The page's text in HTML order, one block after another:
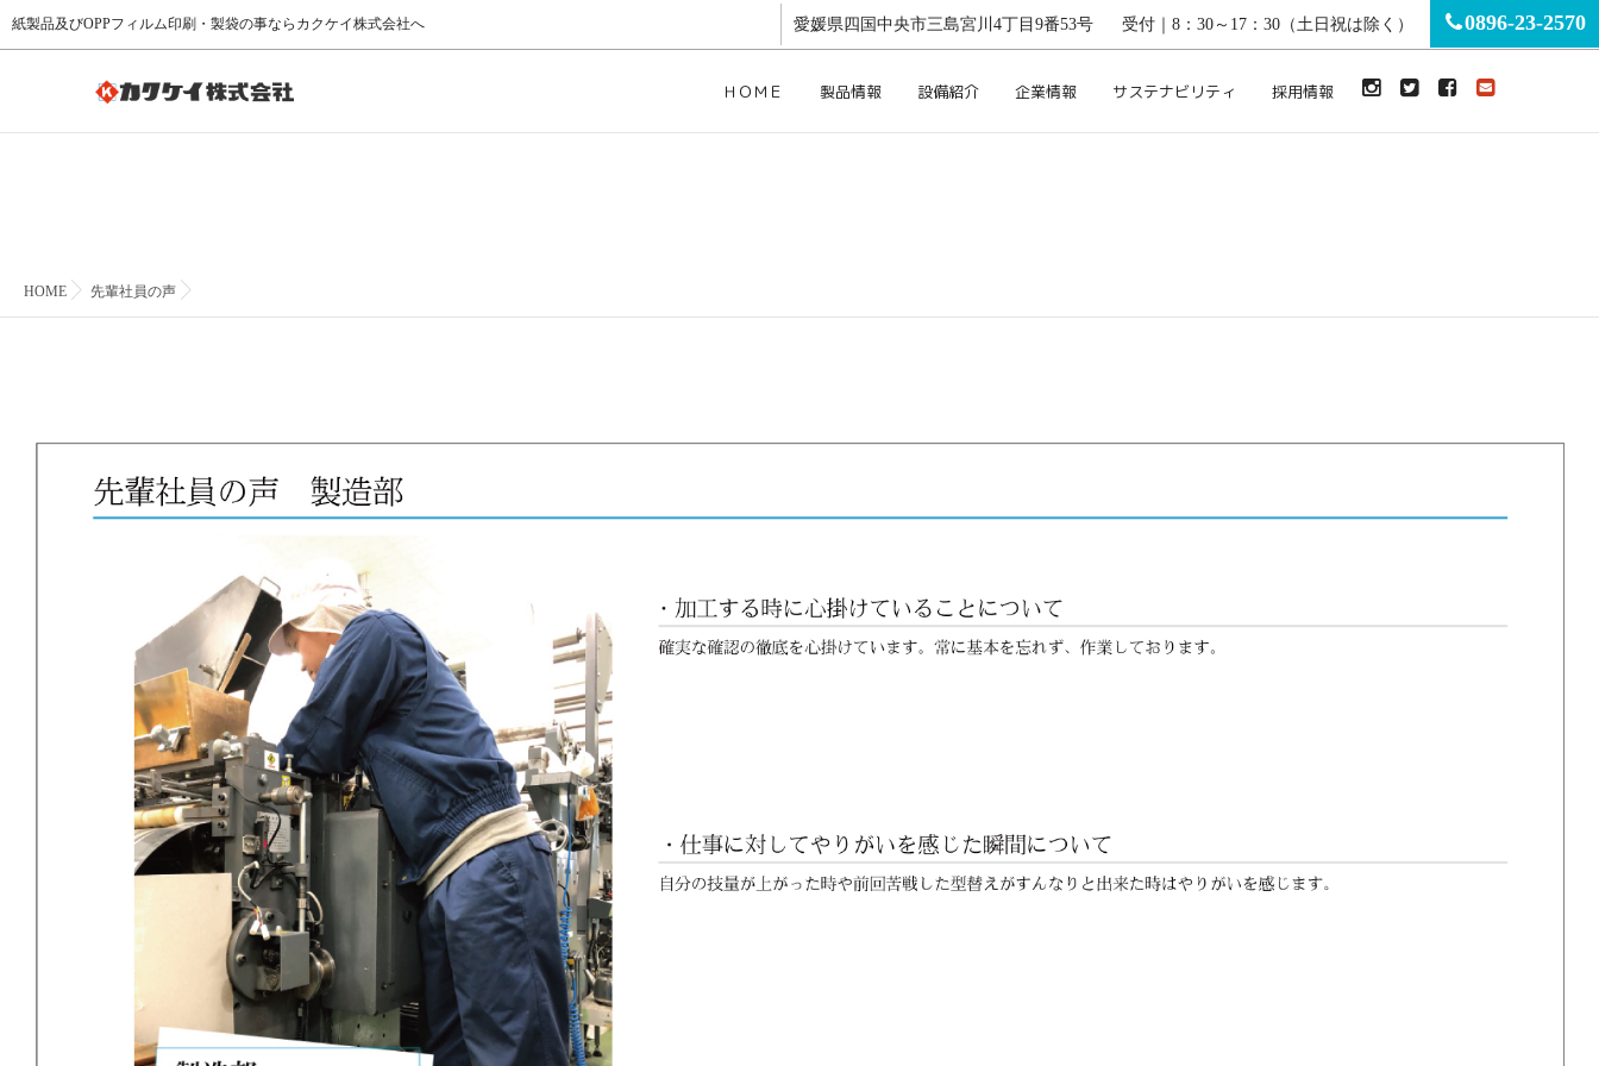
紙製品及びOPPフィルム印刷・製袋の事ならカクケイ株式会社へ 愛媛県四国中央市三島宮川4丁目9番53号 受付｜8：30～17：30（土日祝は除く） 0896-23-2570
ＨＯＭＥ 製品情報 設備紹介 企業情報 サステナビリティ 採用情報
HOME 先輩社員の声